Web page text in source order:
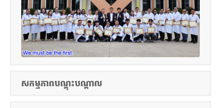
សកម្មភាពបណ្តុះបណ្តាល